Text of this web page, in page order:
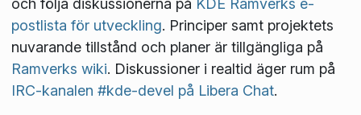
postlista för utveckling. Principer samt projektets
nuvarande tillstånd och planer är tillgängliga på
Ramverks wiki. Diskussioner i realtid äger rum på
IRC-kanalen #kde-devel på Libera Chat.